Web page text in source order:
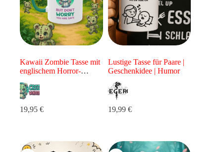
Kawaii Zombie Tasse mit
englischem Horror-
Kaffeetasse als Geschenk
für Halloween- und
Horror-Fans
19,95 €
Lustige Tasse für Paare |
Geschenkidee | Humor
19,99 €